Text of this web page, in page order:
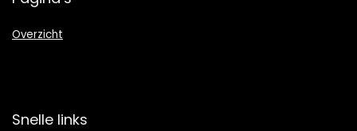
Overzicht
Snelle links